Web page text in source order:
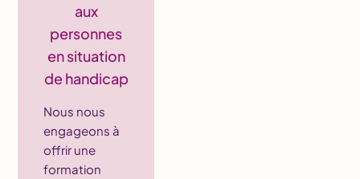
aux
personnes
en situation
de handicap
Nous nous
engageons à
offrir une
formation